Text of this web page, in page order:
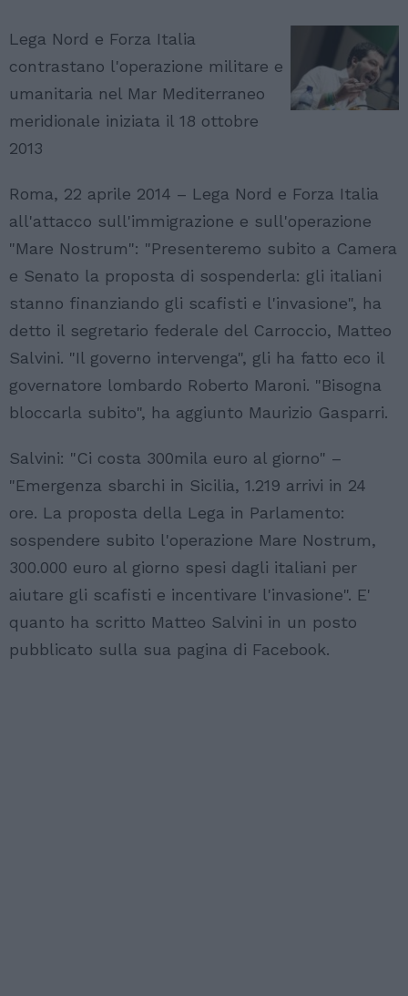
Lega Nord e Forza Italia
contrastano l'operazione militare e
umanitaria nel Mar Mediterraneo
meridionale iniziata il 18 ottobre
2013
Roma, 22 aprile 2014 – Lega Nord e Forza Italia
all'attacco sull'immigrazione e sull'operazione
"Mare Nostrum": "Presenteremo subito a Camera
e Senato la proposta di sospenderla: gli italiani
stanno finanziando gli scafisti e l'invasione", ha
detto il segretario federale del Carroccio, Matteo
Salvini. "Il governo intervenga", gli ha fatto eco il
governatore lombardo Roberto Maroni. "Bisogna
bloccarla subito", ha aggiunto Maurizio Gasparri.
Salvini: "Ci costa 300mila euro al giorno" –
"Emergenza sbarchi in Sicilia, 1.219 arrivi in 24
ore. La proposta della Lega in Parlamento:
sospendere subito l'operazione Mare Nostrum,
300.000 euro al giorno spesi dagli italiani per
aiutare gli scafisti e incentivare l'invasione". E'
quanto ha scritto Matteo Salvini in un posto
pubblicato sulla sua pagina di Facebook.